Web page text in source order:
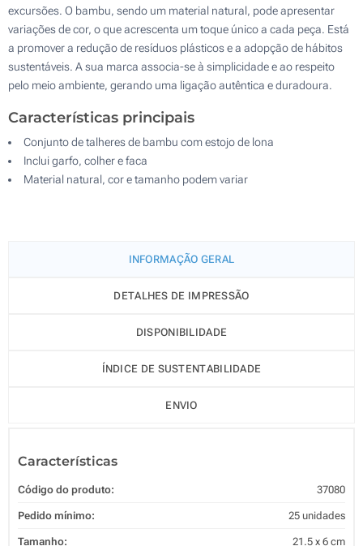
excursões. O bambu, sendo um material natural, pode apresentar
variações de cor, o que acrescenta um toque único a cada peça. Está
a promover a redução de resíduos plásticos e a adopção de hábitos
sustentáveis. A sua marca associa-se à simplicidade e ao respeito
pelo meio ambiente, gerando uma ligação autêntica e duradoura.
Características principais
Conjunto de talheres de bambu com estojo de lona
Inclui garfo, colher e faca
Material natural, cor e tamanho podem variar
INFORMAÇÃO GERAL
DETALHES DE IMPRESSÃO
DISPONIBILIDADE
ÍNDICE DE SUSTENTABILIDADE
ENVIO
Características
Código do produto: 37080
Pedido mínimo: 25 unidades
Tamanho: 21.5 x 6 cm